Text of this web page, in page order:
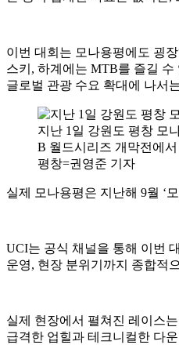
이번 대회는 모나용평에도 굉
스키, 하계에는 MTB를 즐길
글로벌 관광 수요 확대에 나서
지난 1일 강원도 평창 모
B 월드시리즈 개막전에
평창=권영준 기자
실제 모나용평은 지난해 9월 ‘
UCI는 공식 채널을 통해 이번
운영, 현장 분위기까지 종합적
실제 현장에서 펼쳐진 레이스
급격한 업힐과 테크니컬한 다